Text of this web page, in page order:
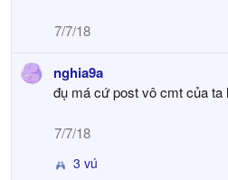
7/7/18
nghia9a
đụ má cứ post vô cmt của ta
7/7/18
R
3 vú